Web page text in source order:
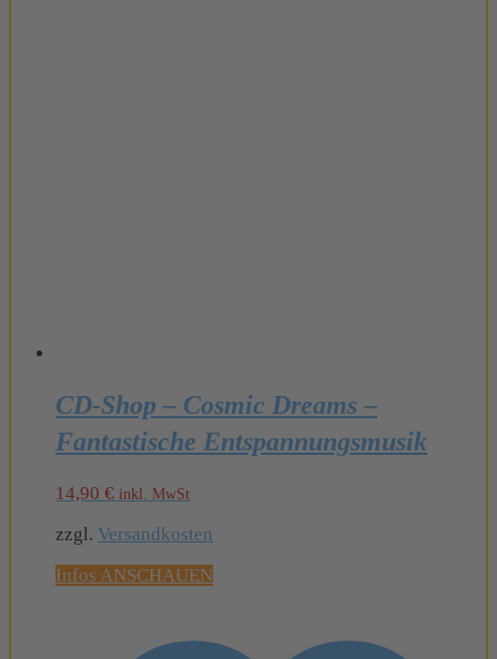
CD-Shop – Cosmic Dreams –
Fantastische Entspannungsmusik
14,90 € inkl. MwSt
zzgl. Versandkosten
Infos ANSCHAUEN